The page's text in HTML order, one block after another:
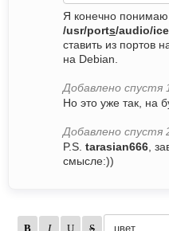
Я конечно
/usr/ports/audio/
ставить из портов
на Debian.
Добавлено спустя
Но это уже так, на
Добавлено спустя
P.S. tarasian666 ,
смысле:))